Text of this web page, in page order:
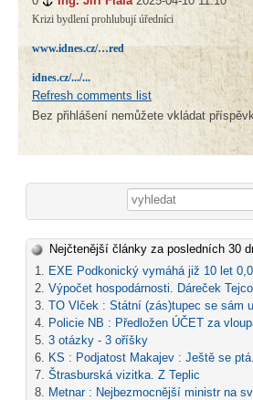
Krizi bydlení prohlubují úředníci
www.idnes.cz/…red
idnes.cz/.../...
Refresh comments list
Bez přihlášení nemůžete vkládat
Vyhledávání
Nejčtenější články za posledních 30
EXE Podkonický vymáhá již 10 let
Výpočet hospodárnosti. Dáreček
TO Vlček : Státní (zás)tupec se sám
Policie NB : Předložen ÚČET za
3 otázky - 3 oříšky
KS : Podjatost Makajev : Ještě se
Štrasburská vizitka. Z Teplic
Metnar : Nejbezmocnější ministr na